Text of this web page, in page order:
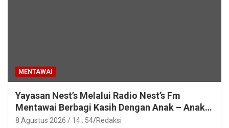
MENTAWAI
Yayasan Nest’s Melalui Radio Nest’s Fm
Mentawai Berbagi Kasih Dengan Anak – Anak
Asrama SMAN 2 Sipora
8 Agustus 2026 / 14 : 54 Redaksi